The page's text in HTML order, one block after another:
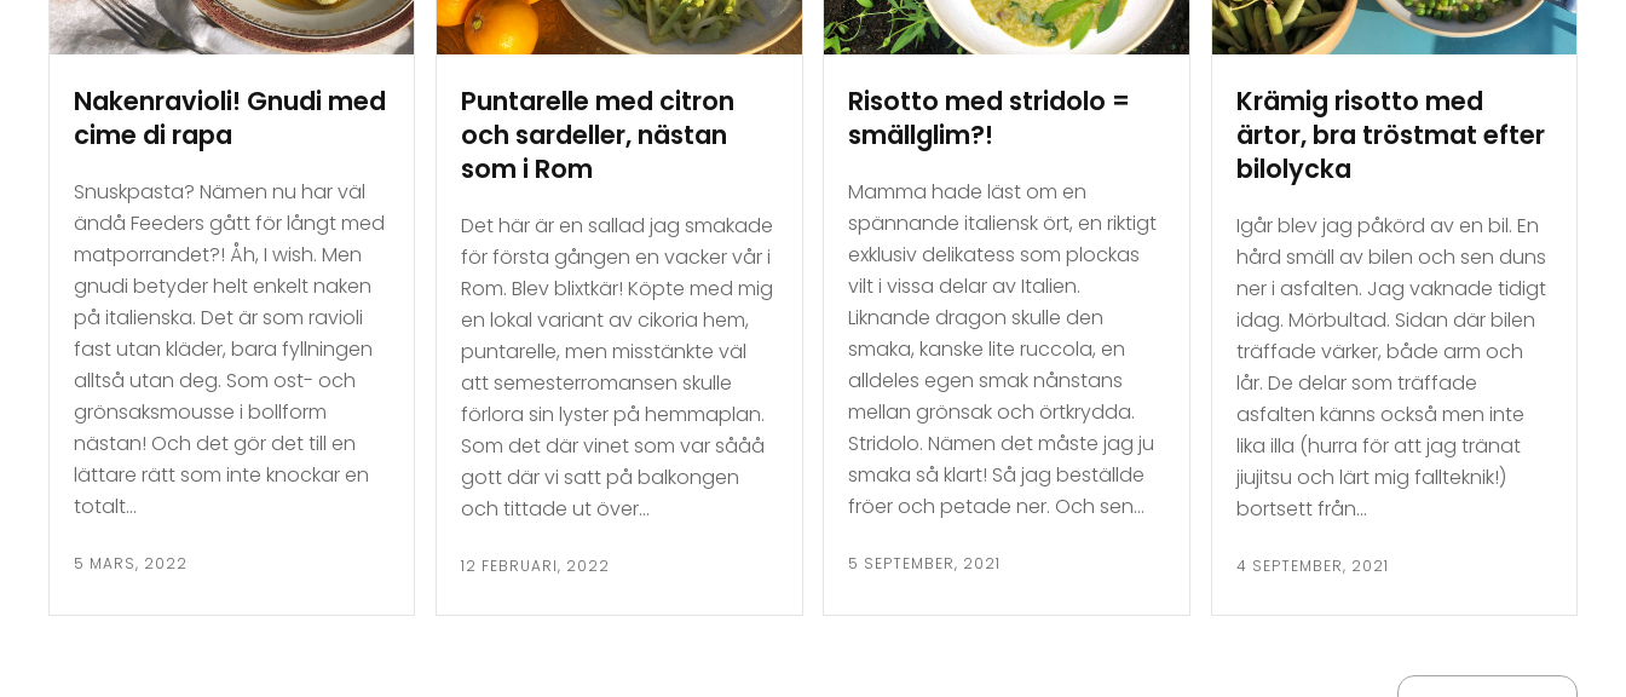
Nakenravioli! Gnudi med
cime di rapa
Snuskpasta? Nämen nu har väl
ändå Feeders gått för långt med
matporrandet?! Åh, I wish. Men
gnudi betyder helt enkelt naken
på italienska. Det är som ravioli
fast utan kläder, bara fyllningen
alltså utan deg. Som ost- och
grönsaksmousse i bollform
nästan! Och det gör det till en
lättare rätt som inte knockar en
totalt…
5 MARS, 2022
Puntarelle med citron
och sardeller, nästan
som i Rom
Det här är en sallad jag smakade
för första gången en vacker vår i
Rom. Blev blixtkär! Köpte med mig
en lokal variant av cikoria hem,
puntarelle, men misstänkte väl
att semesterromansen skulle
förlora sin lyster på hemmaplan.
Som det där vinet som var sååå
gott där vi satt på balkongen
och tittade ut över…
12 FEBRUARI, 2022
Risotto med stridolo =
smällglim?!
Mamma hade läst om en
spännande italiensk ört, en riktigt
exklusiv delikatess som plockas
vilt i vissa delar av Italien.
Liknande dragon skulle den
smaka, kanske lite ruccola, en
alldeles egen smak nånstans
mellan grönsak och örtkrydda.
Stridolo. Nämen det måste jag ju
smaka så klart! Så jag beställde
fröer och petade ner. Och sen…
5 SEPTEMBER, 2021
Krämig risotto med
ärtor, bra tröstmat efter
bilolycka
Igår blev jag påkörd av en bil. En
hård smäll av bilen och sen duns
ner i asfalten. Jag vaknade tidigt
idag. Mörbultad. Sidan där bilen
träffade värker, både arm och
lår. De delar som träffade
asfalten känns också men inte
lika illa (hurra för att jag tränat
jiujitsu och lärt mig fallteknik!)
bortsett från…
4 SEPTEMBER, 2021